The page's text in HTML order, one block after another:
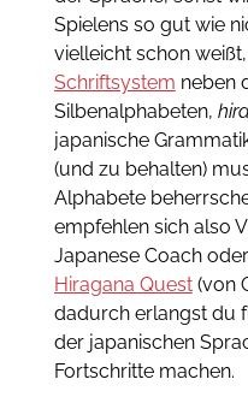
Spielens so gut wie
vielleicht schon
Schriftsystem neben
Silbenalphabeten,
japanische
(und zu behalten)
Alphabete
empfehlen sich also
Japanese Coach
Hiragana Quest(von
dadurch erlangst du
der japanischen
Fortschritte machen.